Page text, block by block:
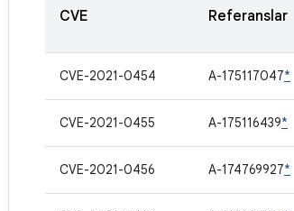
CVE Referanslar
CVE-2021-0454 A-175117047*
CVE-2021-0455 A-175116439*
CVE-2021-0456 A-174769927*